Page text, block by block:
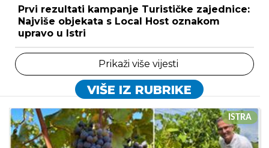
Prvi rezultati kampanje Turističke zajednice:
Najviše objekata s Local Host oznakom
upravo u Istri
Prikaži više vijesti
VIŠE IZ RUBRIKE
ISTRA